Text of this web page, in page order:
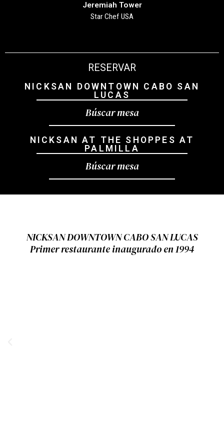
Jeremiah Tower
Star Chef USA
RESERVAR
NICKSAN DOWNTOWN CABO SAN
LUCAS
Búscar mesa
NICKSAN AT THE SHOPPES AT
PALMILLA
Búscar mesa
NICKSAN DOWNTOWN CABO SAN LUCAS
Primer restaurante inaugurado en 1994